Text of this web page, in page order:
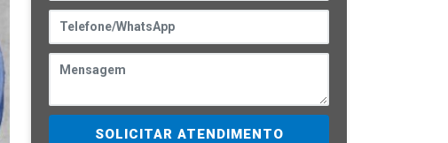
SOLICITAR ATENDIMENTO